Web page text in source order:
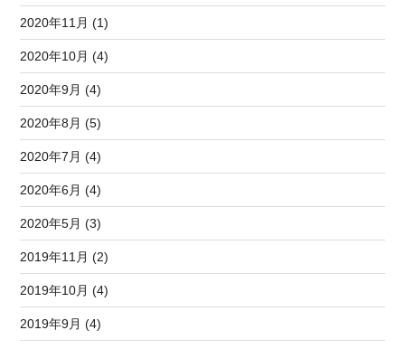
2020年11月 (1)
2020年10月 (4)
2020年9月 (4)
2020年8月 (5)
2020年7月 (4)
2020年6月 (4)
2020年5月 (3)
2019年11月 (2)
2019年10月 (4)
2019年9月 (4)